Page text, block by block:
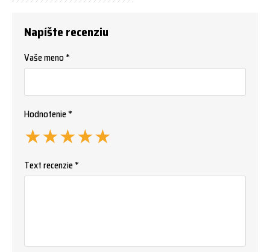
Napíšte recenziu
Vaše meno *
Hodnotenie *
★
★
★
★
★
Text recenzie *